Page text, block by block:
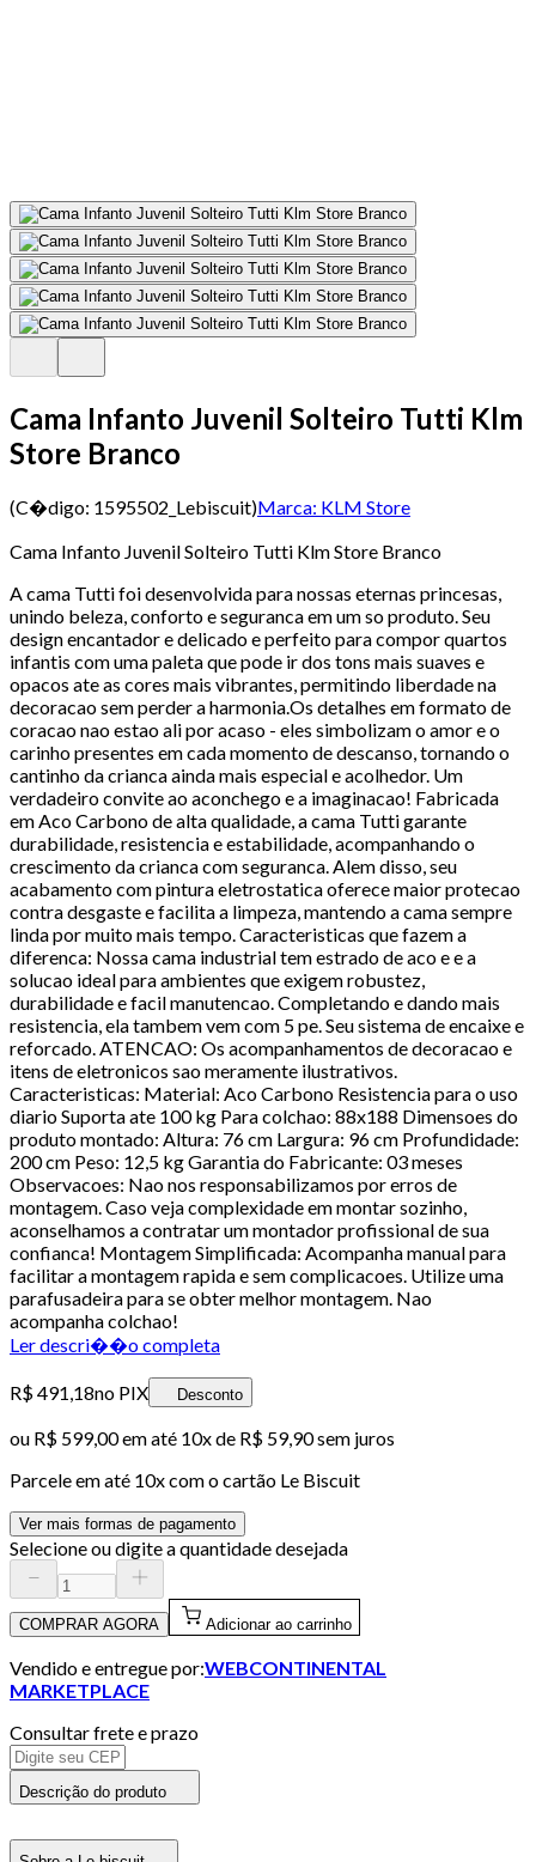
Cama Infanto Juvenil Solteiro Tutti Klm
Store Branco
(C�digo: 1595502_Lebiscuit)Marca: KLM Store
Cama Infanto Juvenil Solteiro Tutti Klm Store Branco
A cama Tutti foi desenvolvida para nossas eternas princesas,
unindo beleza, conforto e seguranca em um so produto. Seu
design encantador e delicado e perfeito para compor quartos
infantis com uma paleta que pode ir dos tons mais suaves e
opacos ate as cores mais vibrantes, permitindo liberdade na
decoracao sem perder a harmonia.Os detalhes em formato de
coracao nao estao ali por acaso - eles simbolizam o amor e o
carinho presentes em cada momento de descanso, tornando o
cantinho da crianca ainda mais especial e acolhedor. Um
verdadeiro convite ao aconchego e a imaginacao! Fabricada
em Aco Carbono de alta qualidade, a cama Tutti garante
durabilidade, resistencia e estabilidade, acompanhando o
crescimento da crianca com seguranca. Alem disso, seu
acabamento com pintura eletrostatica oferece maior protecao
contra desgaste e facilita a limpeza, mantendo a cama sempre
linda por muito mais tempo. Caracteristicas que fazem a
diferenca: Nossa cama industrial tem estrado de aco e e a
solucao ideal para ambientes que exigem robustez,
durabilidade e facil manutencao. Completando e dando mais
resistencia, ela tambem vem com 5 pe. Seu sistema de encaixe e
reforcado. ATENCAO: Os acompanhamentos de decoracao e
itens de eletronicos sao meramente ilustrativos.
Caracteristicas: Material: Aco Carbono Resistencia para o uso
diario Suporta ate 100 kg Para colchao: 88x188 Dimensoes do
produto montado: Altura: 76 cm Largura: 96 cm Profundidade:
200 cm Peso: 12,5 kg Garantia do Fabricante: 03 meses
Observacoes: Nao nos responsabilizamos por erros de
montagem. Caso veja complexidade em montar sozinho,
aconselhamos a contratar um montador profissional de sua
confianca! Montagem Simplificada: Acompanha manual para
facilitar a montagem rapida e sem complicacoes. Utilize uma
parafusadeira para se obter melhor montagem. Nao
acompanha colchao!
Ler descri��o completa
R$ 491,18no PIX Desconto
ou R$ 599,00em até 10x de R$ 59,90 sem juros
Parcele em até 10x com o cartão Le Biscuit
Ver mais formas de pagamento
Selecione ou digite a quantidade desejada
COMPRAR AGORA Adicionar ao carrinho
Vendido e entregue por:WEBCONTINENTAL
MARKETPLACE
Consultar frete e prazo
Descrição do produto